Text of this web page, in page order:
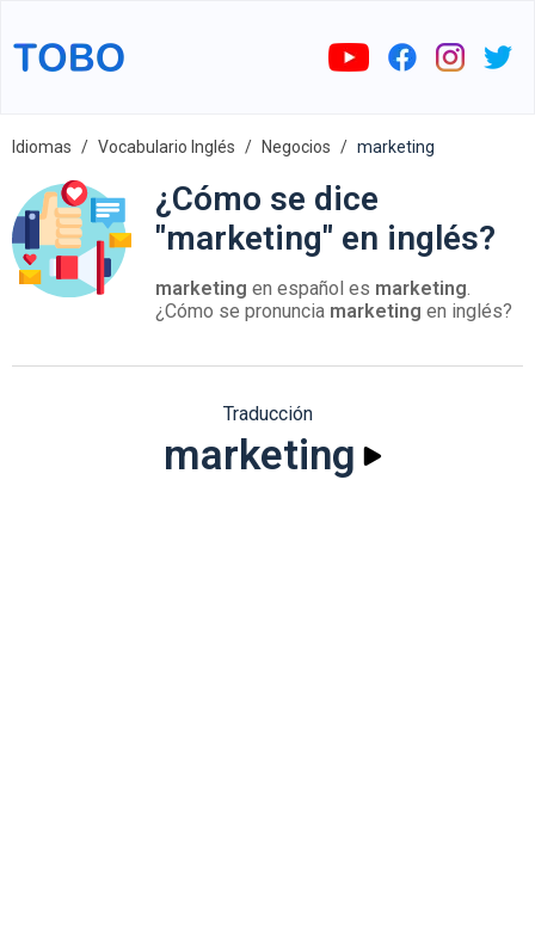
Idiomas Vocabulario Inglés Negocios marketing
¿Cómo se dice
"marketing" en inglés?
marketing en español es marketing.
¿Cómo se pronuncia marketing en inglés?
Traducción
marketing